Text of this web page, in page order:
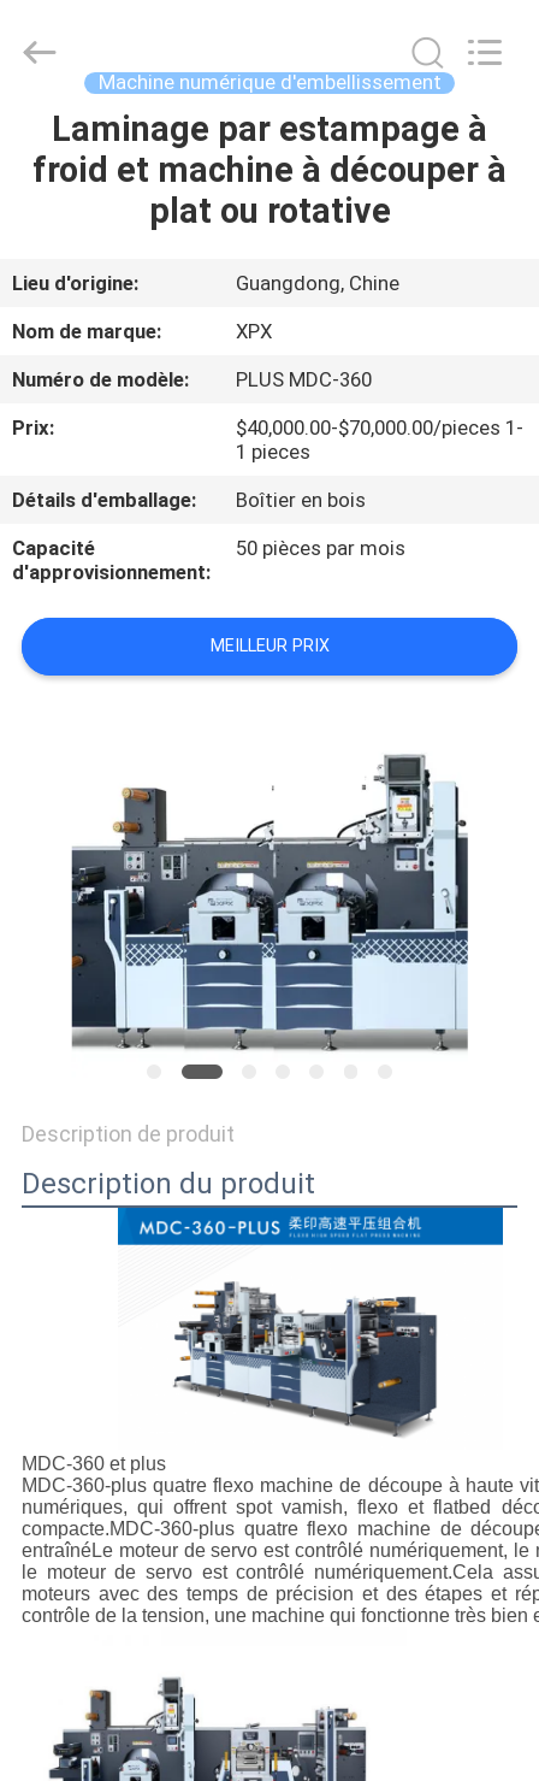
LA
PRODUITS
VIDÉOS
LE
SPECTACLE
PROPOS
DE
L'USINE
CONTRÔLE
NOUS
CONTACTER
PLAN
DU
SITE
POLITIQUE
CONFIDENTIALITÉ
Machinery
Equipment
Machine numérique d'embellissement
Laminage par estampage à
froid et machine à découper à
plat ou rotative
Lieu d'origine:
Guangdong, Chine
Nom de marque:
XPX
Numéro de modèle:
PLUS MDC-360
Prix:
$40,000.00-$70,000.00/pieces 1-
1 pieces
Détails d'emballage:
Boîtier en bois
Capacité
d'approvisionnement:
50 pièces par mois
MEILLEUR PRIX
Description de produit
Description du produit
MDC-360 et plus
MDC-360-plus quatre flexo machine de découpe à haute
numériques, qui offrent spot vamish, flexo et flatbed
compacte.MDC-360-plus quatre flexo machine de
entraînéLe moteur de servo est contrôlé numériquement,
le moteur de servo est contrôlé numériquement.Cela
moteurs avec des temps de précision et des étapes et
contrôle de la tension, une machine qui fonctionne très bien